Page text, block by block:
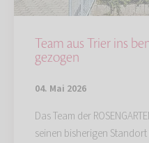
Team aus Trier ins
gezogen
04. Mai 2026
Das Team der
seinen bisherigen